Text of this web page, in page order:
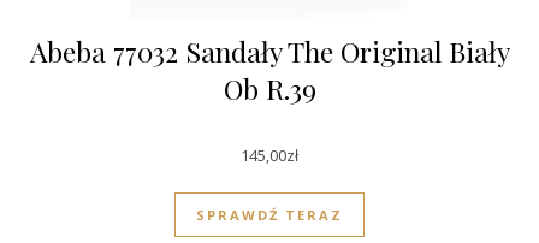
Abeba 77032 Sandały The Original Biały
Ob R.39
145,00zł
SPRAWDŹ TERAZ